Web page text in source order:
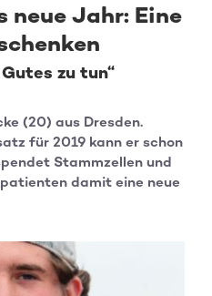
Jahr: Eine
zu tun“
(20) aus Dresden.
für 2019 kann er schon
Stammzellen und
damit eine neue